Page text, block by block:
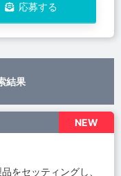
応募する
結果
NEW
をセッティングし、